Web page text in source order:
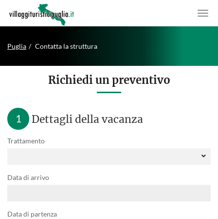
Puglia Contatta la struttura
Richiedi un preventivo
1 Dettagli della vacanza
Trattamento
Data di arrivo
Data di partenza